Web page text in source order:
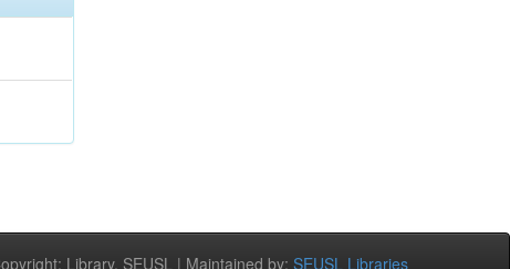
Library, SEUSL | Maintained by: SEUSL Libraries